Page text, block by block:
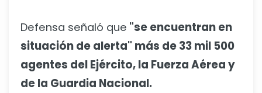
Defensa señaló que "se encuentran en
situación de alerta" más de 33 mil 500
agentes del Ejército, la Fuerza Aérea y
de la Guardia Nacional.